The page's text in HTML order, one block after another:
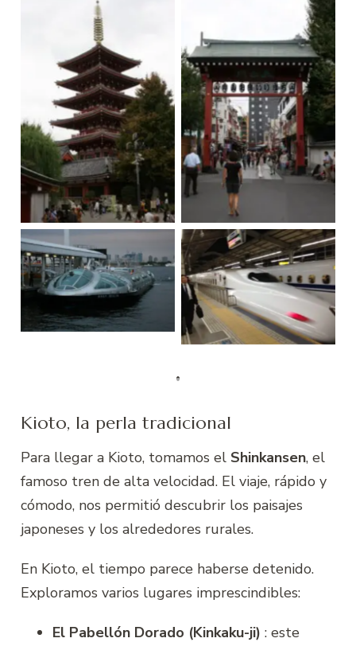
Sensō-ji, Tokio Nakamise-dori, Tokio
barco futurista
Hotaluna
Shincanzen
Kioto, la perla tradicional
Para llegar a Kioto, tomamos el Shinkansen, el
famoso tren de alta velocidad. El viaje, rápido y
cómodo, nos permitió descubrir los paisajes
japoneses y los alrededores rurales.
En Kioto, el tiempo parece haberse detenido.
Exploramos varios lugares imprescindibles:
El Pabellón Dorado (Kinkaku-ji) : este